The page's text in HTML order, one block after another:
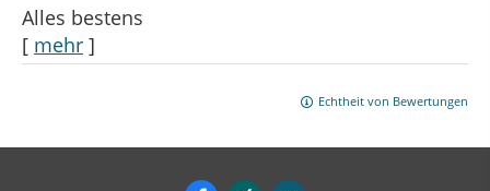
Alles bestens
[ mehr ]
Echtheit von Bewertungen